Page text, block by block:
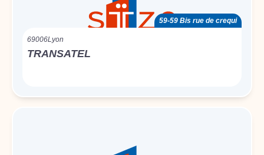
59-59 Bis rue de crequi
69006Lyon
TRANSATEL